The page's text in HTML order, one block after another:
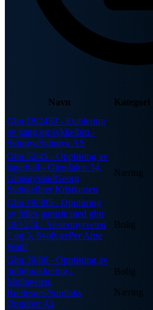
Navn Kategori
Gbn 18/2433 - Etablering
av gang og sykkelbru -
SvinøyaSvinøya AS
Gbn 52/45 - Oppføring av
lagerhall - Gjendalen 34,
GimsøysandGeorg
Steinkellner Kristiansen
Næring
Gbn 18/385 - Oppføring
av felles garasje med gbn
18/1274 - Vestermyrveien
1 og 3, SvolværPer Arne
Wahl
Bolig
Gbn 39/86 - Oppføring av
boligbrakkerigg -
Mollaveien,
BrettesnesNordlaks
Oppdrett As
Bolig
Næring